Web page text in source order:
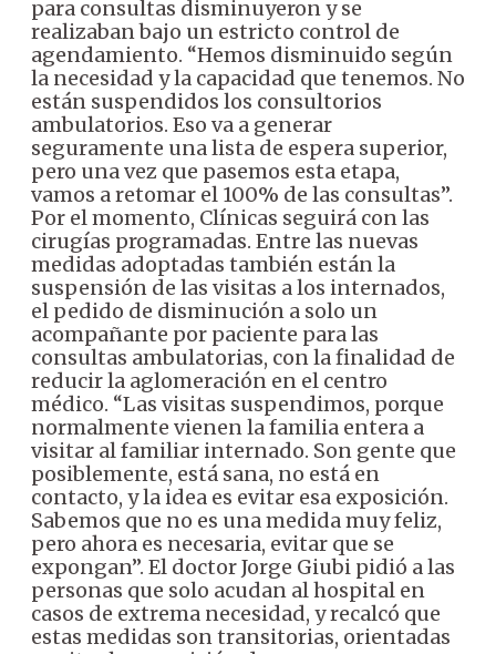
para consultas disminuyeron y se
realizaban bajo un estricto control de
agendamiento. “Hemos disminuido según
la necesidad y la capacidad que tenemos. No
están suspendidos los consultorios
ambulatorios. Eso va a generar
seguramente una lista de espera superior,
pero una vez que pasemos esta etapa,
vamos a retomar el 100% de las consultas”.
Por el momento, Clínicas seguirá con las
cirugías programadas. Entre las nuevas
medidas adoptadas también están la
suspensión de las visitas a los internados,
el pedido de disminución a solo un
acompañante por paciente para las
consultas ambulatorias, con la finalidad de
reducir la aglomeración en el centro
médico. “Las visitas suspendimos, porque
normalmente vienen la familia entera a
visitar al familiar internado. Son gente que
posiblemente, está sana, no está en
contacto, y la idea es evitar esa exposición.
Sabemos que no es una medida muy feliz,
pero ahora es necesaria, evitar que se
expongan”. El doctor Jorge Giubi pidió a las
personas que solo acudan al hospital en
casos de extrema necesidad, y recalcó que
estas medidas son transitorias, orientadas